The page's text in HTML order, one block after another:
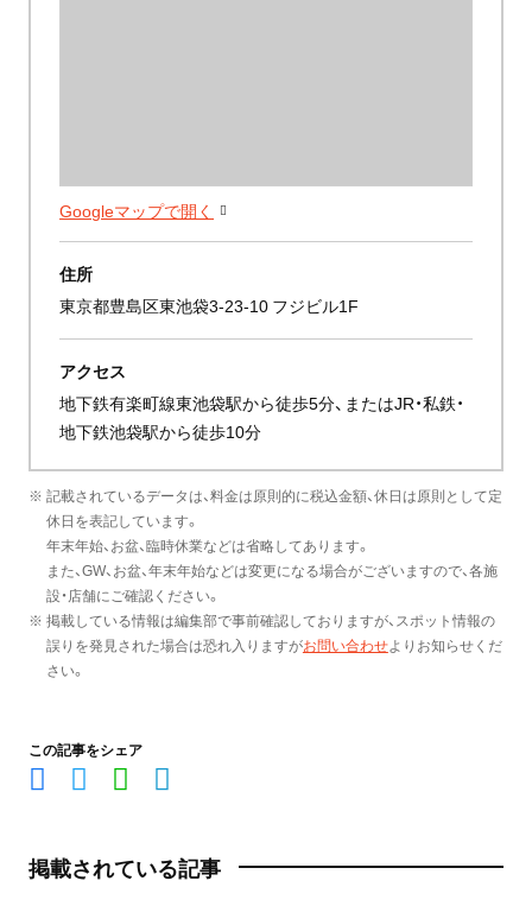
Googleマップで開く
住所
東京都豊島区東池袋3-23-10 フジビル1F
アクセス
地下鉄有楽町線東池袋駅から徒歩5分、またはJR・私鉄・
地下鉄池袋駅から徒歩10分
※ 記載されているデータは、料金は原則的に税込金額、休日は原則として定
休日を表記しています。
年末年始、お盆、臨時休業などは省略してあります。
また、GW、お盆、年末年始などは変更になる場合がございますので、各施
設・店舗にご確認ください。
※ 掲載している情報は編集部で事前確認しておりますが、スポット情報の
誤りを発見された場合は恐れ入りますがお問い合わせよりお知らせくだ
さい。
この記事をシェア
掲載されている記事